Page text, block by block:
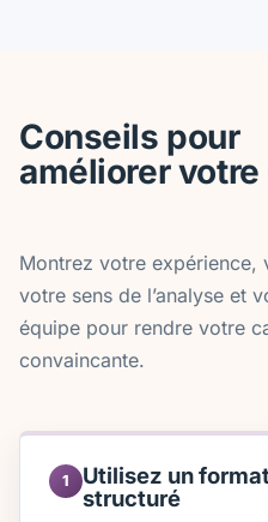
Conseils pour
améliorer votre
Montrez votre expérience,
votre sens de l’analyse et
équipe pour rendre votre
convaincante.
1
Utilisez un
structuré